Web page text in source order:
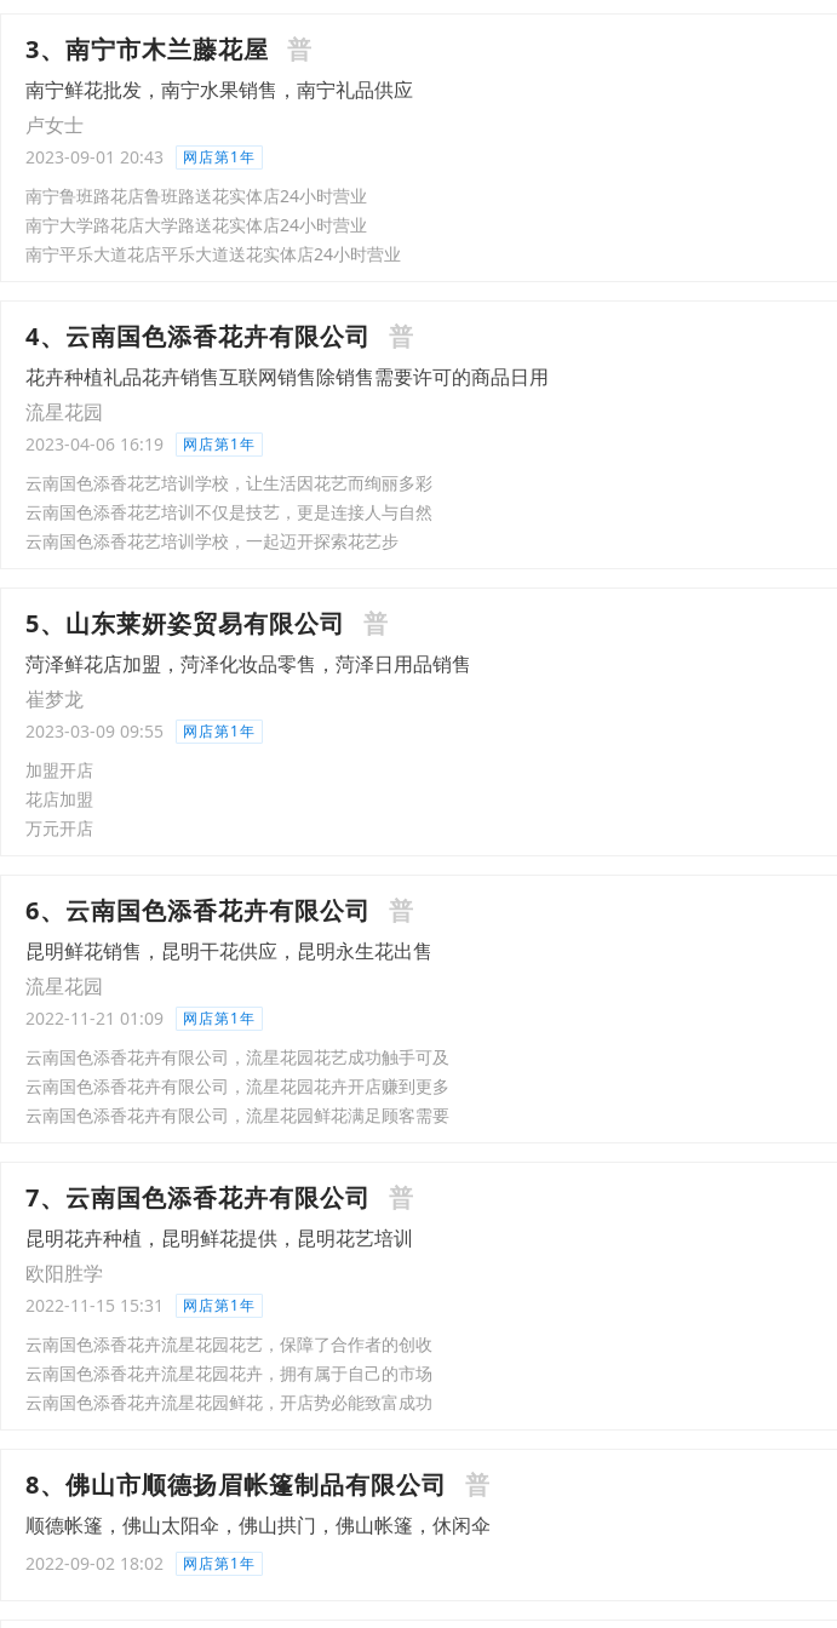
3、南宁市木兰藤花屋 普
南宁鲜花批发，南宁水果销售，南宁礼品供应
卢女士
2023-09-01 20:43 网店第1年
南宁鲁班路花店鲁班路送花实体店24小时营业
南宁大学路花店大学路送花实体店24小时营业
南宁平乐大道花店平乐大道送花实体店24小时营业
4、云南国色添香花卉有限公司 普
花卉种植礼品花卉销售互联网销售除销售需要许可的商品日用
流星花园
2023-04-06 16:19 网店第1年
云南国色添香花艺培训学校，让生活因花艺而绚丽多彩
云南国色添香花艺培训不仅是技艺，更是连接人与自然
云南国色添香花艺培训学校，一起迈开探索花艺步
5、山东莱妍姿贸易有限公司 普
菏泽鲜花店加盟，菏泽化妆品零售，菏泽日用品销售
崔梦龙
2023-03-09 09:55 网店第1年
加盟开店
花店加盟
万元开店
6、云南国色添香花卉有限公司 普
昆明鲜花销售，昆明干花供应，昆明永生花出售
流星花园
2022-11-21 01:09 网店第1年
云南国色添香花卉有限公司，流星花园花艺成功触手可及
云南国色添香花卉有限公司，流星花园花卉开店赚到更多
云南国色添香花卉有限公司，流星花园鲜花满足顾客需要
7、云南国色添香花卉有限公司 普
昆明花卉种植，昆明鲜花提供，昆明花艺培训
欧阳胜学
2022-11-15 15:31 网店第1年
云南国色添香花卉流星花园花艺，保障了合作者的创收
云南国色添香花卉流星花园花卉，拥有属于自己的市场
云南国色添香花卉流星花园鲜花，开店势必能致富成功
8、佛山市顺德扬眉帐篷制品有限公司 普
顺德帐篷，佛山太阳伞，佛山拱门，佛山帐篷，休闲伞
2022-09-02 18:02 网店第1年